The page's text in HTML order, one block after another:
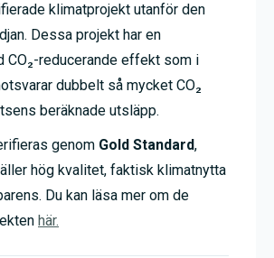
klimatprojekt utanför den
Dessa projekt har en
CO₂-reducerande effekt som i
dubbelt så mycket CO₂
beräknade utsläpp.
genom Gold Standard,
hög kvalitet, faktisk klimatnytta
Du kan läsa mer om de
här.